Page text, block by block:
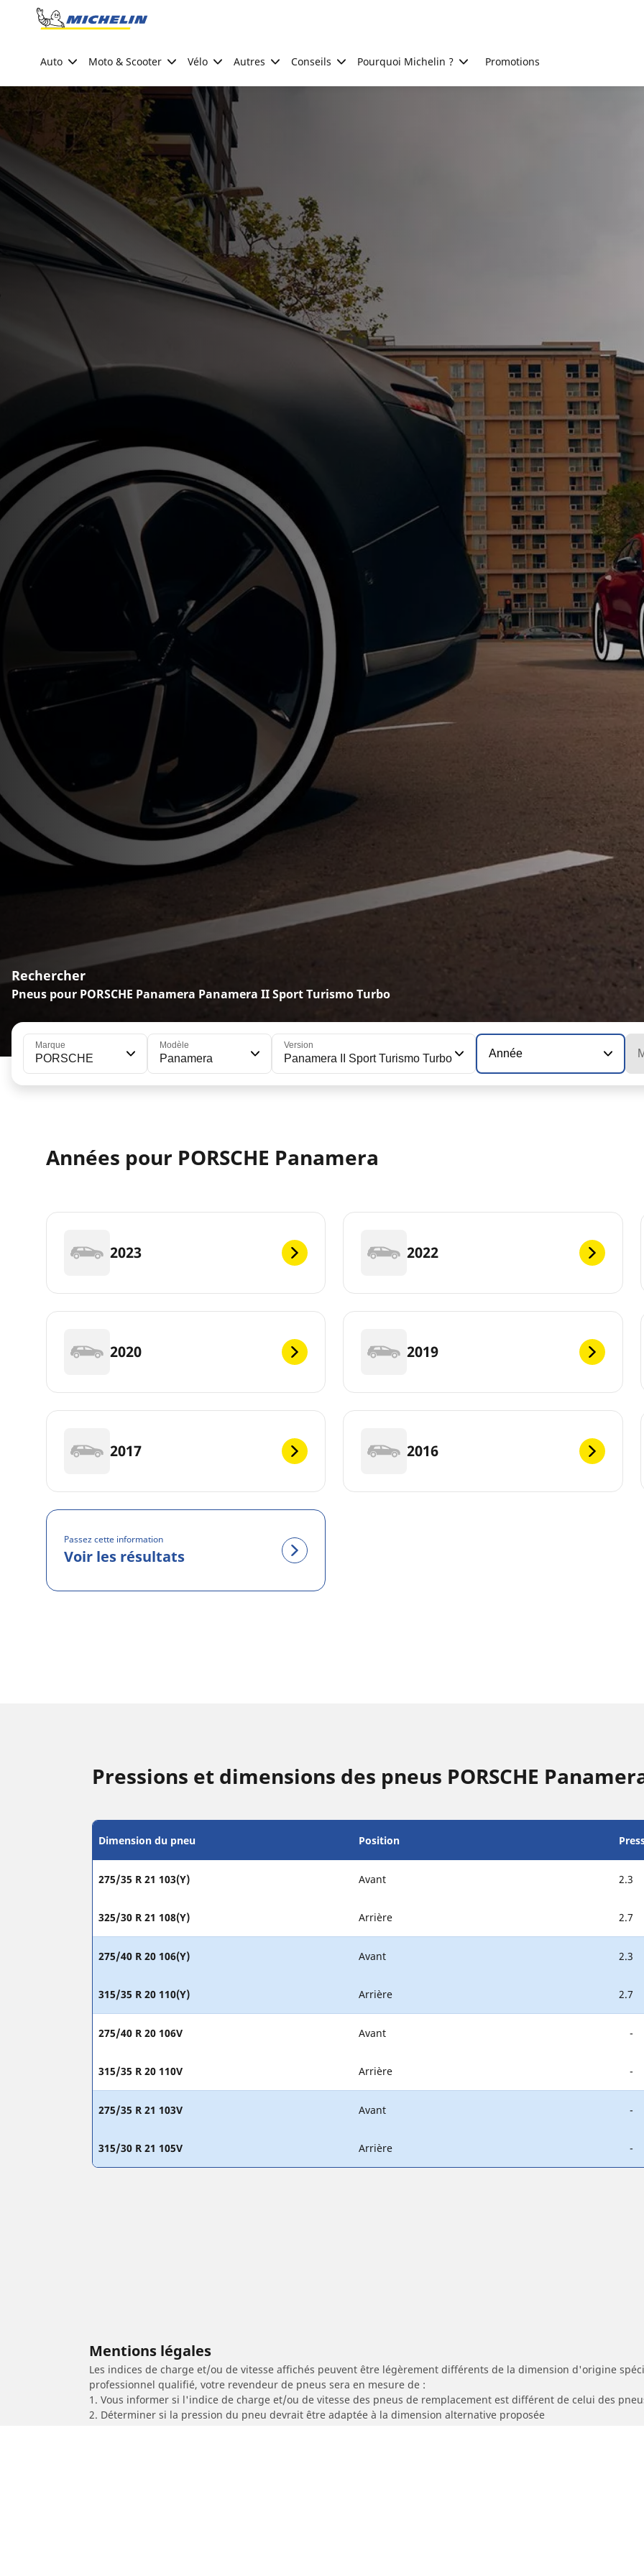
Go to page content
Auto Moto & Scooter Vélo Autres Conseils Pourquoi Michelin ? Promotions
Rechercher
Pneus pour PORSCHE Panamera Panamera II Sport Turismo Turbo
Marque
PORSCHE
Modèle
Panamera
Version
Panamera II Sport Turismo Turbo Année
Années pour PORSCHE Panamera
2023 2022
2020 2019
2017 2016
Passez cette information
Voir les résultats
Pressions et dimensions des pneus PORSCHE
Dimension du pneu Position
275/35 R 21 103(Y) Avant 2.3
325/30 R 21 108(Y) Arrière 2.7
275/40 R 20 106(Y) Avant 2.3
315/35 R 20 110(Y) Arrière 2.7
275/40 R 20 106V Avant -
315/35 R 20 110V Arrière -
275/35 R 21 103V Avant -
315/30 R 21 105V Arrière -
Mentions légales
Les indices de charge et/ou de vitesse affichés peuvent être légèrement différents de la dimension d'origine
professionnel qualifié, votre revendeur de pneus sera en mesure de :
1. Vous informer si l'indice de charge et/ou de vitesse des pneus de remplacement est différent de celui des
2. Déterminer si la pression du pneu devrait être adaptée à la dimension alternative proposée